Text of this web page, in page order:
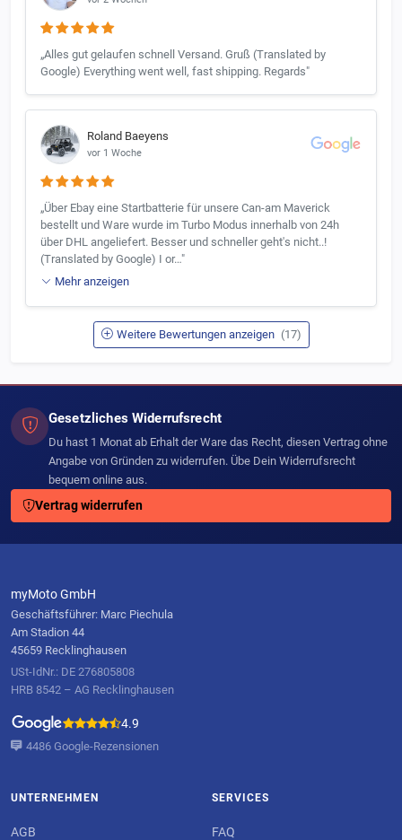
„Alles gut gelaufen schnell Versand. Gruß (Translated by
Google) Everything went well, fast shipping. Regards"
Roland Baeyens
vor 1 Woche
„Über Ebay eine Startbatterie für unsere Can-am Maverick
bestellt und Ware wurde im Turbo Modus innerhalb von 24h
über DHL angeliefert. Besser und schneller geht's nicht..!
(Translated by Google) I or…"
Mehr anzeigen
Weitere Bewertungen anzeigen (17)
Gesetzliches Widerrufsrecht
Du hast 1 Monat ab Erhalt der Ware das Recht, diesen Vertrag ohne
Angabe von Gründen zu widerrufen. Übe Dein Widerrufsrecht
bequem online aus.
Vertrag widerrufen
myMoto GmbH
Geschäftsführer: Marc Piechula
Am Stadion 44
45659 Recklinghausen
USt-IdNr.: DE 276805808
HRB 8542 – AG Recklinghausen
4.9
4486 Google-Rezensionen
UNTERNEHMEN
AGB
SERVICES
FAQ